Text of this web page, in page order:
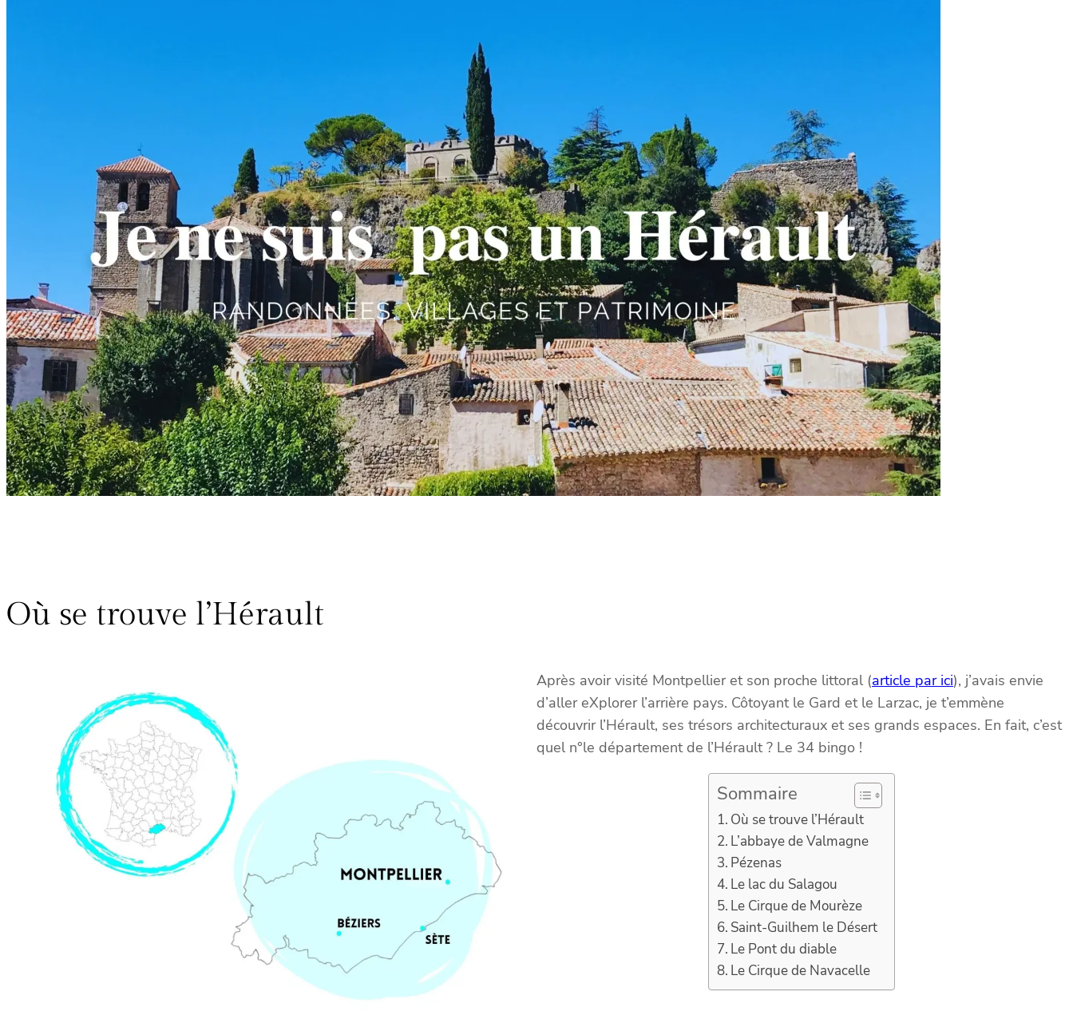
Où se trouve l’Hérault
Après avoir visité Montpellier et son proche littoral (article par ici), j’avais envie
d’aller eXplorer l’arrière pays. Côtoyant le Gard et le Larzac, je t’emmène
découvrir l’Hérault, ses trésors architecturaux et ses grands espaces. En fait, c’est
quel n°le département de l’Hérault ? Le 34 bingo !
Sommaire
Où se trouve l’Hérault
L’abbaye de Valmagne
Pézenas
Le lac du Salagou
Le Cirque de Mourèze
Saint-Guilhem le Désert
Le Pont du diable
Le Cirque de Navacelle